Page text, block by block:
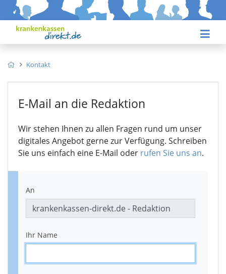
Kontakt
E-Mail an die Redaktion
Wir stehen Ihnen zu allen Fragen rund um unser
digitales Angebot gerne zur Verfügung. Schreiben
Sie uns einfach eine E-Mail oder rufen Sie uns an.
An
Ihr Name